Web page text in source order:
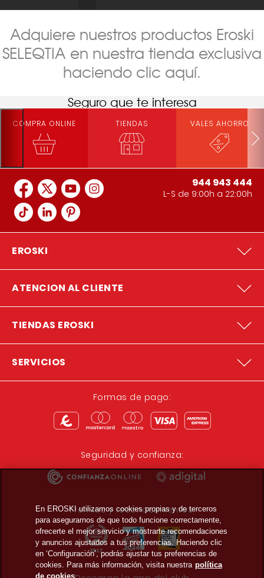
Adquiere nuestros productos Eroski
SELEQTIA en nuestra tienda exclusiva
haciendo clic aquí.
Seguro que te interesa
COMPRA ONLINE TIENDAS VALES AHORRO
944 943 444
L-S de 9:00h a 22:00h
EROSKI
ATENCION AL CLIENTE
TIENDAS EROSKI
SERVICIOS
Formas de pago:
Seguridad y confianza:
Premios y reconocimientos:
En EROSKI utilizamos cookies propias y de terceros
para asegurarnos de que todo funcione correctamente,
ofrecerte el mejor servicio y mostrarte recomendaciones
y anuncios ajustados a tus preferencias. Haciendo clic
en ‘Configuración’, podrás ajustar tus preferencias de
cookies. Para más información, visita nuestra política
de cookies